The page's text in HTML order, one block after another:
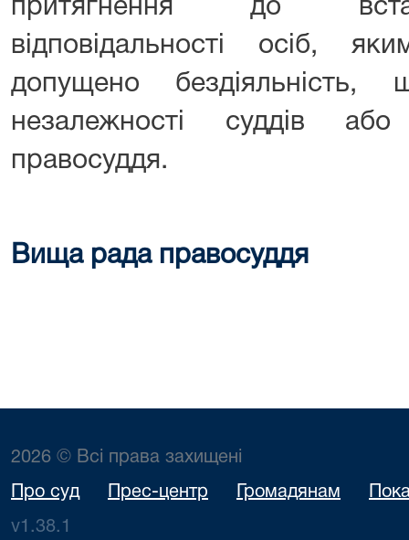
притягнення до
відповідальності осіб,
допущено бездіяльність,
незалежності суддів
правосуддя.
Вища рада правосуддя
2026 © Всі права захищені
Про суд Прес-центр Громадянам
v1.38.1